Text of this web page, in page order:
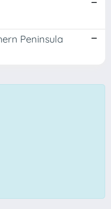
Peninsula